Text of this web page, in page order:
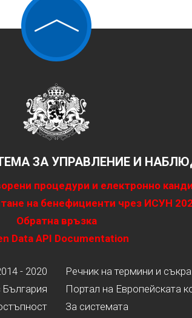
ЗА УПРАВЛЕНИЕ И
процедури и електронно
на бенефициенти чрез ИСУН
Обратна връзка
Data API Documentation
- 2020
Речник на термини и
Портал на Европейската
За системата